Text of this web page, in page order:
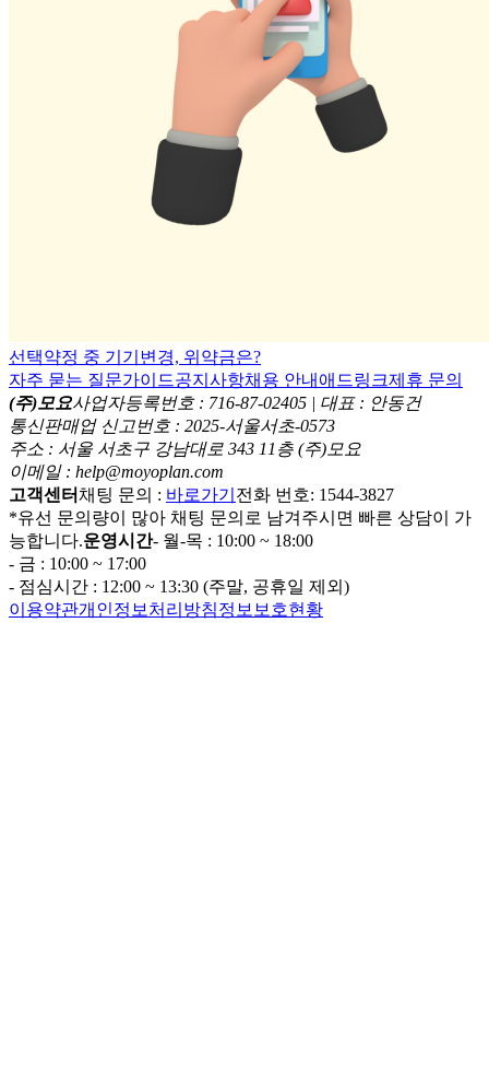
선택약정 중 기기변경, 위약금은?
자주 묻는 질문가이드공지사항채용 안내 애드링크제휴 문의
(주)모요사업자등록번호 : 716-87-02405 | 대표 : 안동건
통신판매업 신고번호 : 2025-서울서초-0573
주소 : 서울 서초구 강남대로 343 11층 (주)모요
이메일 : help@moyoplan.com
고객센터채팅 문의 : 바로가기 전화 번호: 1544-3827
*유선 문의량이 많아 채팅 문의로 남겨주시면 빠른 상담이 가
능합니다.운영시간- 월-목 : 10:00 ~ 18:00
- 금 : 10:00 ~ 17:00
- 점심시간 : 12:00 ~ 13:30 (주말, 공휴일 제외)
이용약관개인정보처리방침정보보호현황